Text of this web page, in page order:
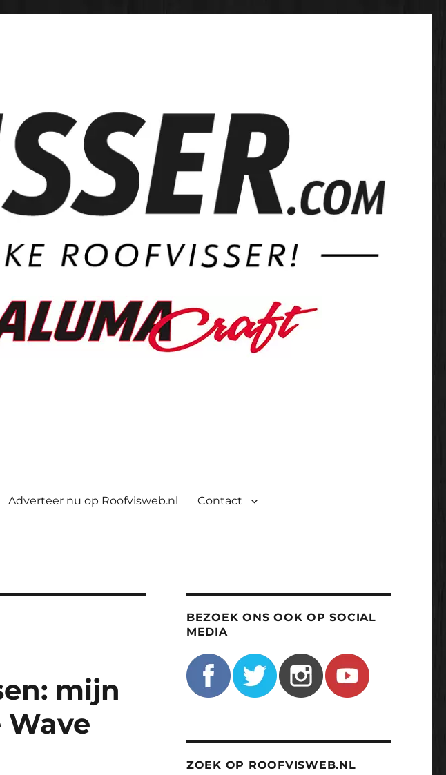
Adverteer nu op Roofvisweb.nl Contact
mijn
BEZOEK ONS OOK OP SOCIAL
MEDIA
ZOEK OP ROOFVISWEB.NL